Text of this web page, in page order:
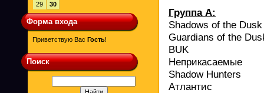
29
30
Форма входа
Приветствую Вас Гость!
Поиск
Группа А:
Shadows of the Dusk
Guardians of the
BUK
Неприкасаемые
Shadow Hunters
Атлантис